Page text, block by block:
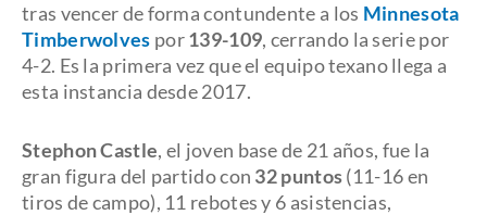
tras vencer de forma contundente a los Minnesota
Timberwolves por139-109, cerrando la serie por
4-2. Es la primera vez que el equipo texano llega a
esta instancia desde 2017.
Stephon Castle, el joven base de 21 años, fue la
gran figura del partido con 32 puntos(11-16 en
tiros de campo), 11 rebotes y 6 asistencias,